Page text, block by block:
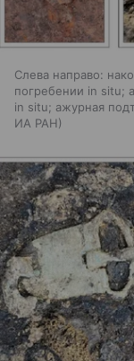
Слева направо:
погребении in situ;
in situ; ажурная
ИА РАН